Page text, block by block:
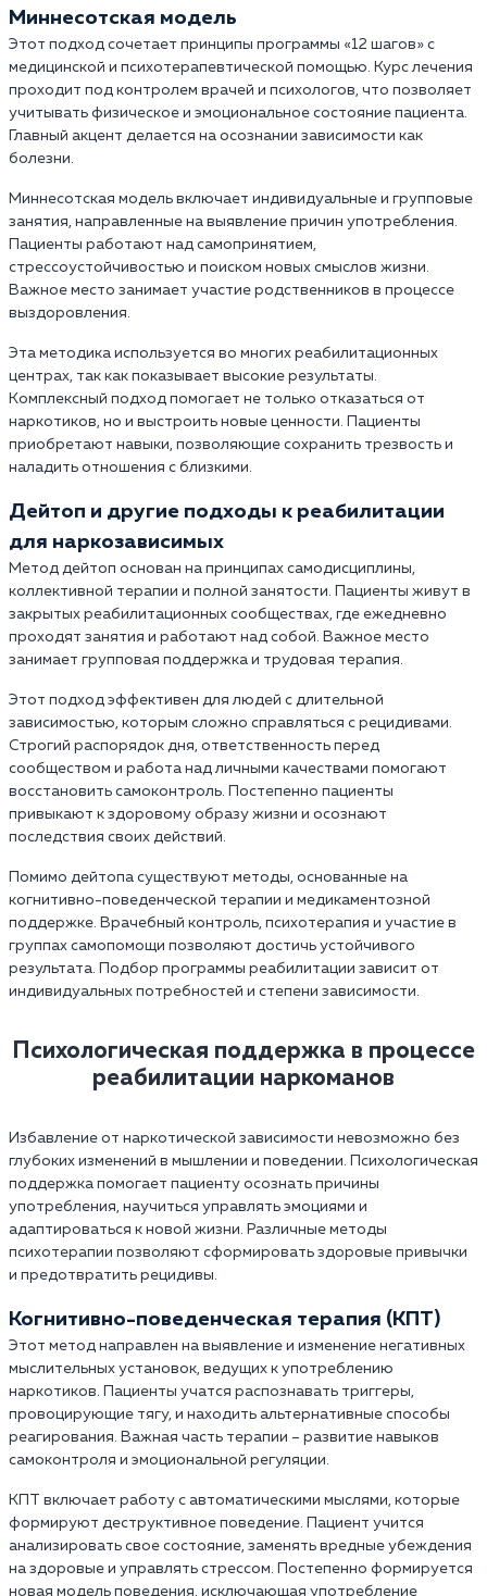
Миннесотская модель
Этот подход сочетает принципы программы «12 шагов» с
медицинской и психотерапевтической помощью. Курс лечения
проходит под контролем врачей и психологов, что позволяет
учитывать физическое и эмоциональное состояние пациента.
Главный акцент делается на осознании зависимости как
болезни.
Миннесотская модель включает индивидуальные и групповые
занятия, направленные на выявление причин употребления.
Пациенты работают над самопринятием,
стрессоустойчивостью и поиском новых смыслов жизни.
Важное место занимает участие родственников в процессе
выздоровления.
Эта методика используется во многих реабилитационных
центрах, так как показывает высокие результаты.
Комплексный подход помогает не только отказаться от
наркотиков, но и выстроить новые ценности. Пациенты
приобретают навыки, позволяющие сохранить трезвость и
наладить отношения с близкими.
Дейтоп и другие подходы к реабилитации
для наркозависимых
Метод дейтоп основан на принципах самодисциплины,
коллективной терапии и полной занятости. Пациенты живут в
закрытых реабилитационных сообществах, где ежедневно
проходят занятия и работают над собой. Важное место
занимает групповая поддержка и трудовая терапия.
Этот подход эффективен для людей с длительной
зависимостью, которым сложно справляться с рецидивами.
Строгий распорядок дня, ответственность перед
сообществом и работа над личными качествами помогают
восстановить самоконтроль. Постепенно пациенты
привыкают к здоровому образу жизни и осознают
последствия своих действий.
Помимо дейтопа существуют методы, основанные на
когнитивно-поведенческой терапии и медикаментозной
поддержке. Врачебный контроль, психотерапия и участие в
группах самопомощи позволяют достичь устойчивого
результата. Подбор программы реабилитации зависит от
индивидуальных потребностей и степени зависимости.
Психологическая поддержка в процессе
реабилитации наркоманов
Избавление от наркотической зависимости невозможно без
глубоких изменений в мышлении и поведении. Психологическая
поддержка помогает пациенту осознать причины
употребления, научиться управлять эмоциями и
адаптироваться к новой жизни. Различные методы
психотерапии позволяют сформировать здоровые привычки
и предотвратить рецидивы.
Когнитивно-поведенческая терапия (КПТ)
Этот метод направлен на выявление и изменение негативных
мыслительных установок, ведущих к употреблению
наркотиков. Пациенты учатся распознавать триггеры,
провоцирующие тягу, и находить альтернативные способы
реагирования. Важная часть терапии – развитие навыков
самоконтроля и эмоциональной регуляции.
КПТ включает работу с автоматическими мыслями, которые
формируют деструктивное поведение. Пациент учится
анализировать свое состояние, заменять вредные убеждения
на здоровые и управлять стрессом. Постепенно формируется
новая модель поведения, исключающая употребление